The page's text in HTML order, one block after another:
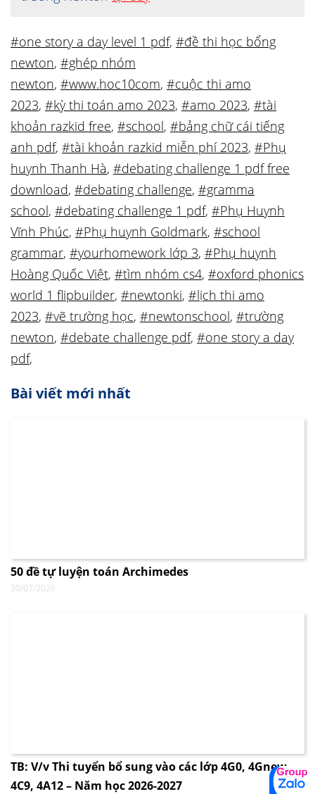
#one story a day level 1 pdf, #đề thi học bổng
newton, #ghép nhóm
newton, #www.hoc10com, #cuộc thi amo
2023, #kỳ thi toán amo 2023, #amo 2023, #tài
khoản razkid free, #school, #bảng chữ cái tiếng
anh pdf, #tài khoản razkid miễn phí 2023, #Phụ
huynh Thanh Hà, #debating challenge 1 pdf free
download, #debating challenge, #gramma
school, #debating challenge 1 pdf, #Phụ Huynh
Vĩnh Phúc, #Phụ huynh Goldmark, #school
grammar, #yourhomework lớp 3, #Phụ huynh
Hoàng Quốc Việt, #tìm nhóm cs4, #oxford phonics
world 1 flipbuilder, #newtonki, #lịch thi amo
2023, #vẽ trường học, #newtonschool, #trường
newton, #debate challenge pdf, #one story a day
pdf,
Bài viết mới nhất
50 đề tự luyện toán Archimedes
30/07/2026
TB: V/v Thi tuyển bổ sung vào các lớp 4G0, 4Gnew,
4C9, 4A12 – Năm học 2026-2027